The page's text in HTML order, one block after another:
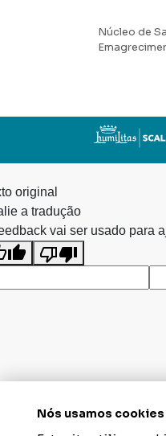
Núcleo de
Nós usamos cookies
original
a tradução
vai ser usado para